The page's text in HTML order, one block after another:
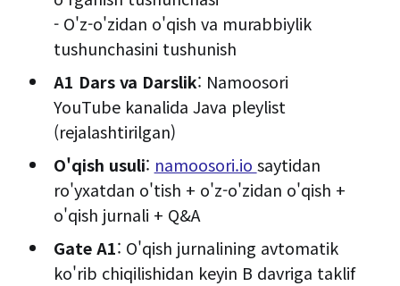
- O'z-o'zidan o'qish va murabbiylik
tushunchasini tushunish
A1 Dars va Darslik: Namoosori
YouTube kanalida Java pleylist
(rejalashtirilgan)
O'qish usuli: namoosori.io saytidan
ro'yxatdan o'tish + o'z-o'zidan o'qish +
o'qish jurnali + Q&A
Gate A1: O'qish jurnalining avtomatik
ko'rib chiqilishidan keyin B davriga taklif